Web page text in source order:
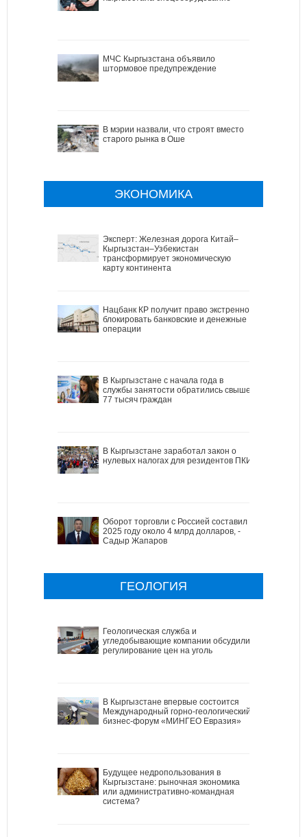
МЧС Кыргызстана объявило
штормовое предупреждение
В мэрии назвали, что строят вместо
старого рынка в Оше
ЭКОНОМИКА
Эксперт: Железная дорога Китай–
Кыргызстан–Узбекистан
трансформирует экономическую
карту континента
Нацбанк КР получит право экстренно
блокировать банковские и денежные
операции
В Кыргызстане с начала года в
службы занятости обратились свыше
77 тысяч граждан
В Кыргызстане заработал закон о
нулевых налогах для резидентов ПКИ
Оборот торговли с Россией составил в
2025 году около 4 млрд долларов, -
Садыр Жапаров
ГЕОЛОГИЯ
Геологическая служба и
угледобывающие компании обсудили
регулирование цен на уголь
В Кыргызстане впервые состоится
Международный горно-геологический
бизнес-форум «МИНГЕО Евразия»
Будущее недропользования в
Кыргызстане: рыночная экономика
или административно-командная
система?